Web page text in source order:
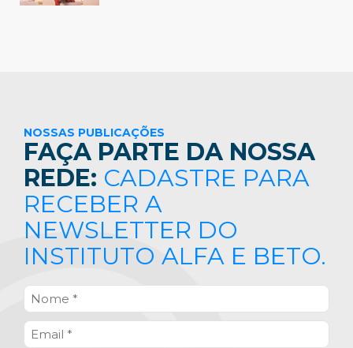
NOSSAS PUBLICAÇÕES
FAÇA PARTE DA NOSSA
REDE: CADASTRE PARA
RECEBER A
NEWSLETTER DO
INSTITUTO ALFA E BETO.